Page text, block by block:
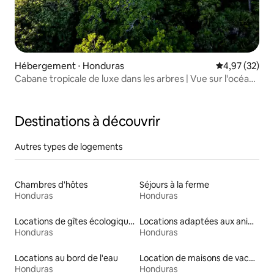
Hébergement ⋅ Honduras Évaluation
4,97 (32)
Cabane tropicale de luxe dans les arbres | Vue sur l'océan,
Destinations à découvrir
Autres types de logements
Chambres d'hôtes
Honduras
Séjours à la ferme
Honduras
Locations de gîtes écologiques
Honduras
Locations adaptées aux animaux
Honduras
Locations au bord de l'eau
Honduras
Location de maisons de vacances
Honduras